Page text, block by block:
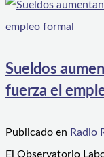
Sueldos
fuerza el
Publicado en Radio
El Observatorio